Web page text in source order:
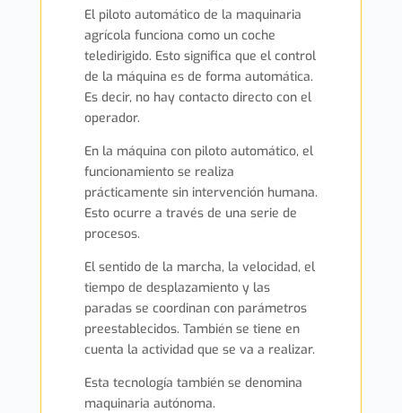
El piloto automático de la maquinaria
agrícola funciona como un coche
teledirigido. Esto significa que el control
de la máquina es de forma automática.
Es decir, no hay contacto directo con el
operador.
En la máquina con piloto automático, el
funcionamiento se realiza
prácticamente sin intervención humana.
Esto ocurre a través de una serie de
procesos.
El sentido de la marcha, la velocidad, el
tiempo de desplazamiento y las
paradas se coordinan con parámetros
preestablecidos. También se tiene en
cuenta la actividad que se va a realizar.
Esta tecnología también se denomina
maquinaria autónoma.